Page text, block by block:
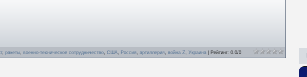
, ракеты, военно-техническое сотрудничество, США, Россия, артиллерия, война Z, Украина Рейтинг: 0.0/0